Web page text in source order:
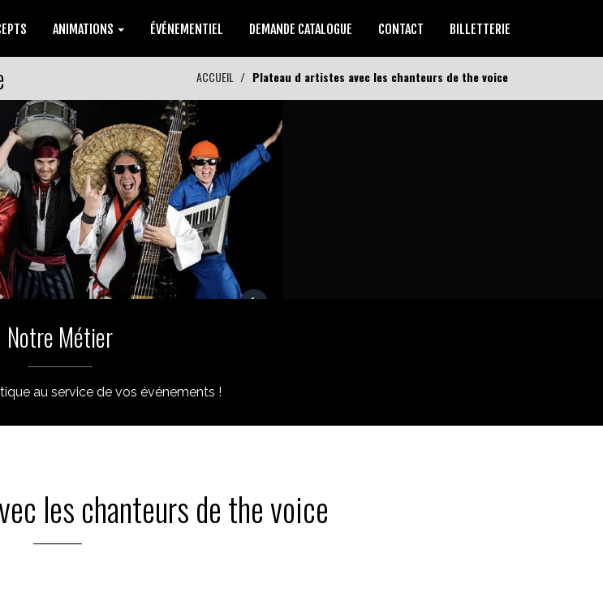
ANIMATIONS ÉVÉNEMENTIEL DEMANDE CATALOGUE CONTACT BILLETTERIE
ACCUEIL Plateau d artistes avec les chanteurs de the voice
Notre Métier
au service de vos événements !
les chanteurs de the voice